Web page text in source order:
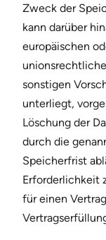
Zweck der
kann darüber
europäischen
sonstigen
unterliegt,
Löschung der
durch die
Speicherfrist
Erforderlichkeit
für einen